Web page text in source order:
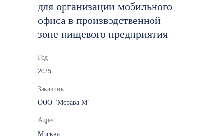
Почему выбирают
гостиницы из контейнеров
это эффективное и мобильное
решение для организации временных
или постоянных мест проживания.
Они обеспечивают высокую
для организации мобильного
офиса в производственной
зоне пищевого предприятия
Год
2025
Заказчик
ООО "Морава М"
Адрес
Москва